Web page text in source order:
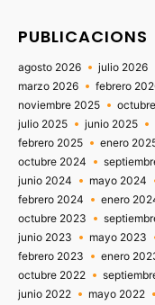
PUBLICACIONS
agosto 2026 julio 2026
marzo 2026
febrero
noviembre 2025
julio 2025
junio 2025
febrero 2025
enero
octubre 2024
junio 2024
mayo 2024
febrero 2024
enero
octubre 2023
junio 2023
mayo 2023
febrero 2023
enero
octubre 2022
junio 2022
mayo 2022